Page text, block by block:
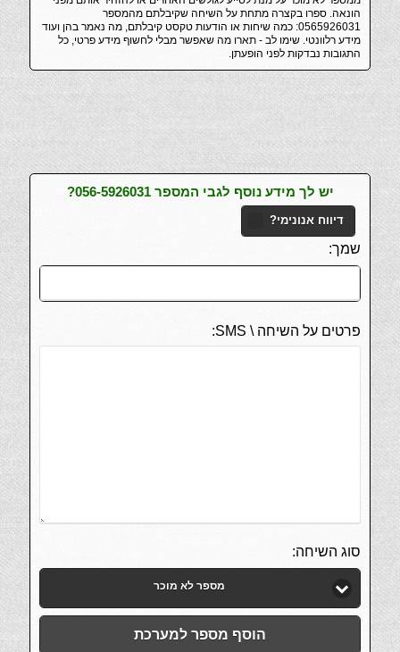
הונאה. ספרו בקצרה מתחת על השיחה שקיבלתם מהמספר
0565926031: כמה שיחות או הודעות טקסט קיבלתם, מה נאמר בהן ועוד
מידע רלוונטי. שימו לב - תארו מה שאפשר מבלי לחשוף מידע פרטי, כל
התגובות נבדקות לפני הופעתן.
יש לך מידע נוסף לגבי המספר 056-5926031?
דיווח אנונימי?
שמך:
פרטים על השיחה \ SMS:
סוג השיחה:
מספר לא מוכר
הוסף מספר למערכת